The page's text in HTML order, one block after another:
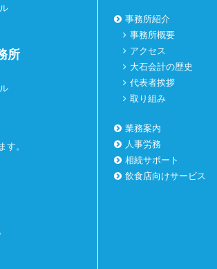
所
す。
事務所紹介
事務所概要
アクセス
大石会計の歴史
代表者挨拶
取り組み
業務案内
人事労務
相続サポート
飲食店向けサービス